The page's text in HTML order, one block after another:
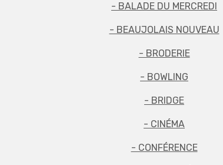
- BALADE DU MERCREDI
- BEAUJOLAIS NOUVEAU
- BRODERIE
- BOWLING
- BRIDGE
- CINÉMA
- CONFÉRENCE